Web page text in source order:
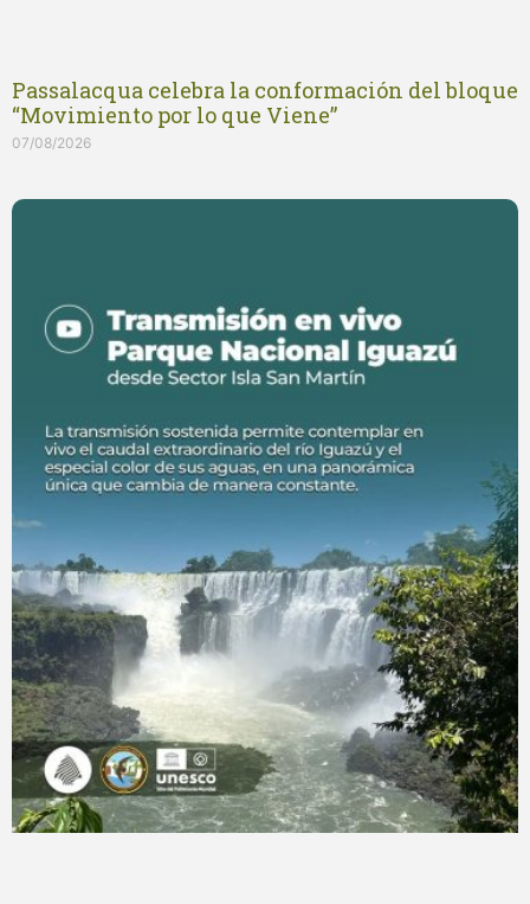
Passalacqua celebra la conformación del bloque
“Movimiento por lo que Viene”
07/08/2026